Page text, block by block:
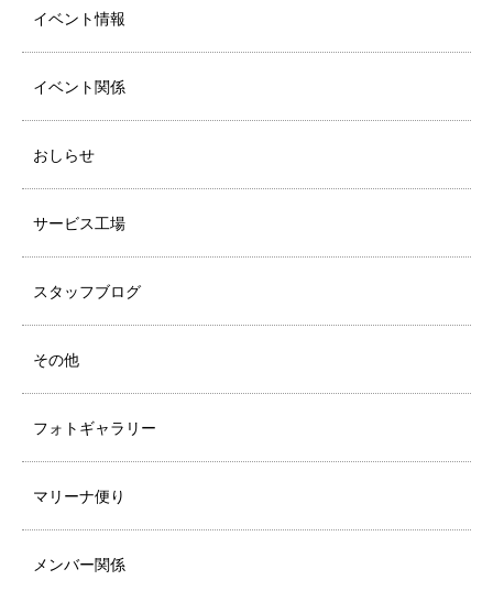
イベント情報
イベント関係
おしらせ
サービス工場
スタッフブログ
その他
フォトギャラリー
マリーナ便り
メンバー関係